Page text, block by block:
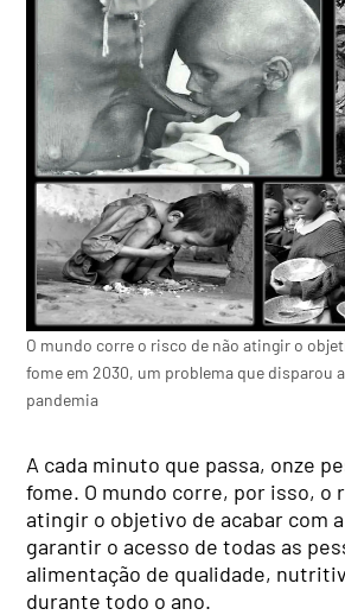
O mundo corre o risco de não atingir o
fome em 2030, um problema que disparou
pandemia
A cada minuto que passa, onze
fome. O mundo corre, por isso, o
atingir o objetivo de acabar com
garantir o acesso de todas as
alimentação de qualidade,
durante todo o ano.